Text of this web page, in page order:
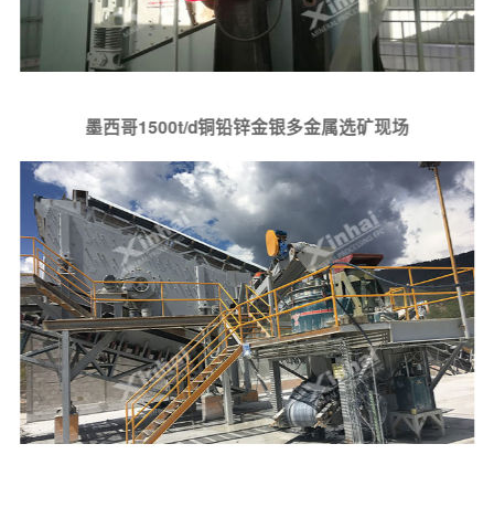
墨西哥1500t/d铜铅锌金银多金属选矿现场